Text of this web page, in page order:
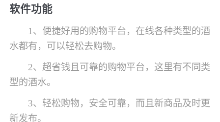
软件功能
1、便捷好用的购物平台，在线各种类型的酒
水都有，可以轻松去购物。
2、超省钱且可靠的购物平台，这里有不同类
型的酒水。
3、轻松购物，安全可靠，而且新商品及时更
新发布。